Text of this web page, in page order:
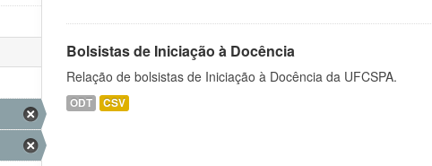
Bolsistas de Iniciação à Docência
Relação de bolsistas de Iniciação à Docência da UFCSPA.
ODT CSV